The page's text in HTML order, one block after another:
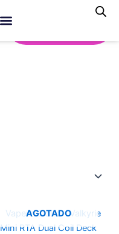
AGOTADO